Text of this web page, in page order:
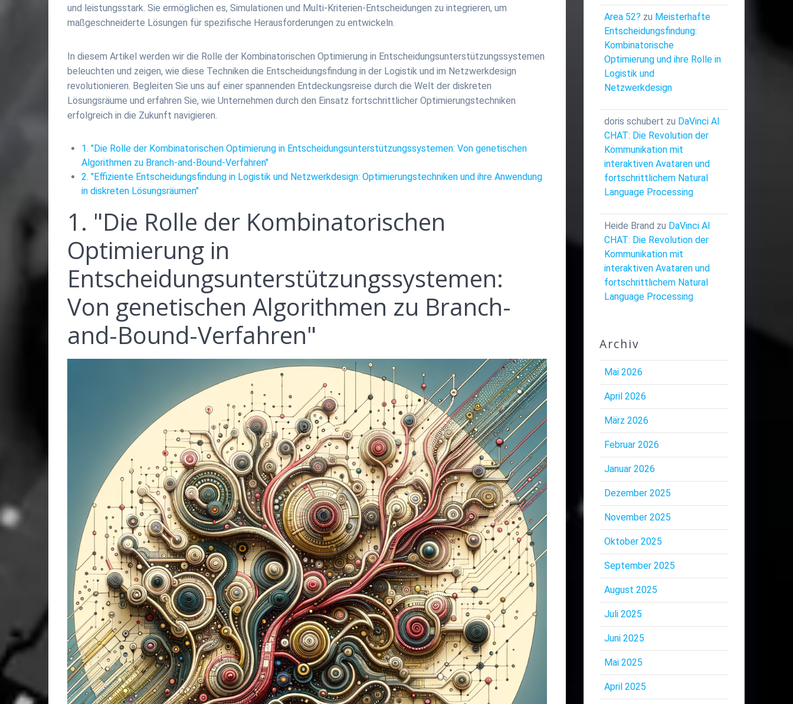
und leistungsstark. Sie ermöglichen es, Simulationen und Multi-Kriterien-Entscheidungen zu integrieren, um
maßgeschneiderte Lösungen für spezifische Herausforderungen zu entwickeln.
In diesem Artikel werden wir die Rolle der Kombinatorischen Optimierung in Entscheidungsunterstützungssystemen
beleuchten und zeigen, wie diese Techniken die Entscheidungsfindung in der Logistik und im Netzwerkdesign
revolutionieren. Begleiten Sie uns auf einer spannenden Entdeckungsreise durch die Welt der diskreten
Lösungsräume und erfahren Sie, wie Unternehmen durch den Einsatz fortschrittlicher Optimierungstechniken
erfolgreich in die Zukunft navigieren.
1. "Die Rolle der Kombinatorischen Optimierung in Entscheidungsunterstützungssystemen: Von genetischen
Algorithmen zu Branch-and-Bound-Verfahren"
2. "Effiziente Entscheidungsfindung in Logistik und Netzwerkdesign: Optimierungstechniken und ihre Anwendung
in diskreten Lösungsräumen"
1. "Die Rolle der Kombinatorischen
Optimierung in
Entscheidungsunterstützungssystemen:
Von genetischen Algorithmen zu Branch-
and-Bound-Verfahren"
Area 52? zu Meisterhafte
Entscheidungsfindung:
Kombinatorische
Optimierung und ihre Rolle in
Logistik und
Netzwerkdesign
doris schubert zu DaVinci AI
CHAT: Die Revolution der
Kommunikation mit
interaktiven Avataren und
fortschrittlichem Natural
Language Processing
Heide Brand zu DaVinci AI
CHAT: Die Revolution der
Kommunikation mit
interaktiven Avataren und
fortschrittlichem Natural
Language Processing
Archiv
Mai 2026
April 2026
März 2026
Februar 2026
Januar 2026
Dezember 2025
November 2025
Oktober 2025
September 2025
August 2025
Juli 2025
Juni 2025
Mai 2025
April 2025